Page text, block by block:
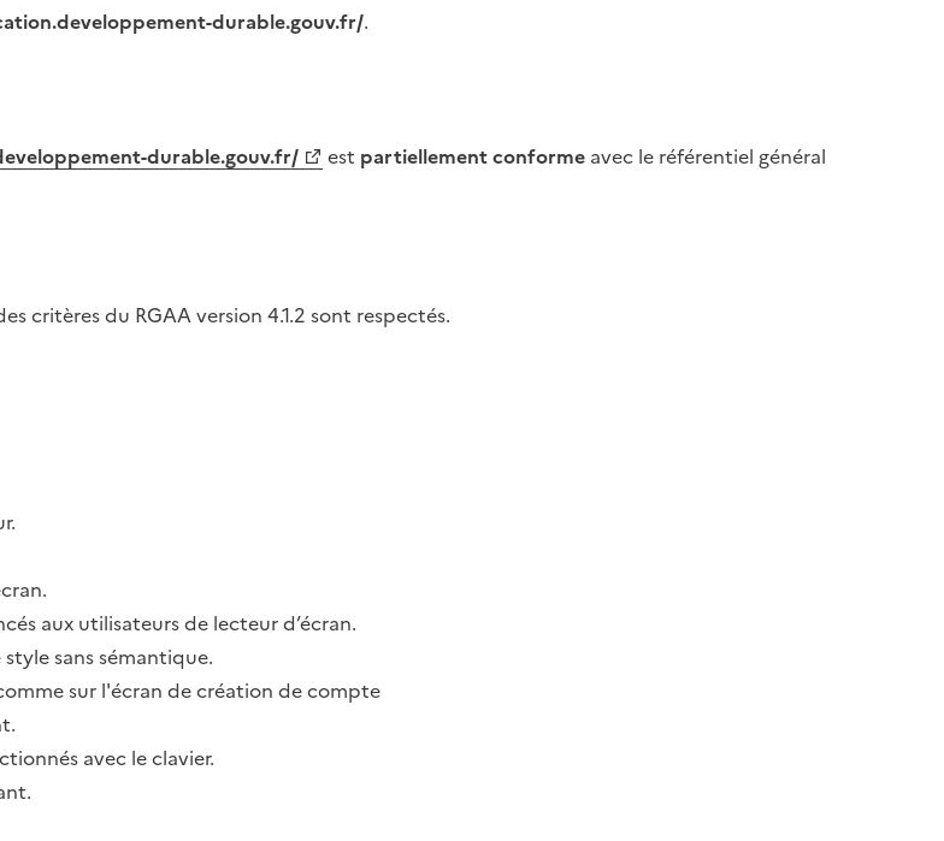
durable.gouv.fr/.
durable.gouv.fr/ est partiellement conforme avec le référentiel général
critères du RGAA version 4.1.2 sont respectés.
aux utilisateurs de lecteur d’écran.
sans sémantique.
sur l'écran de création de compte
avec le clavier.